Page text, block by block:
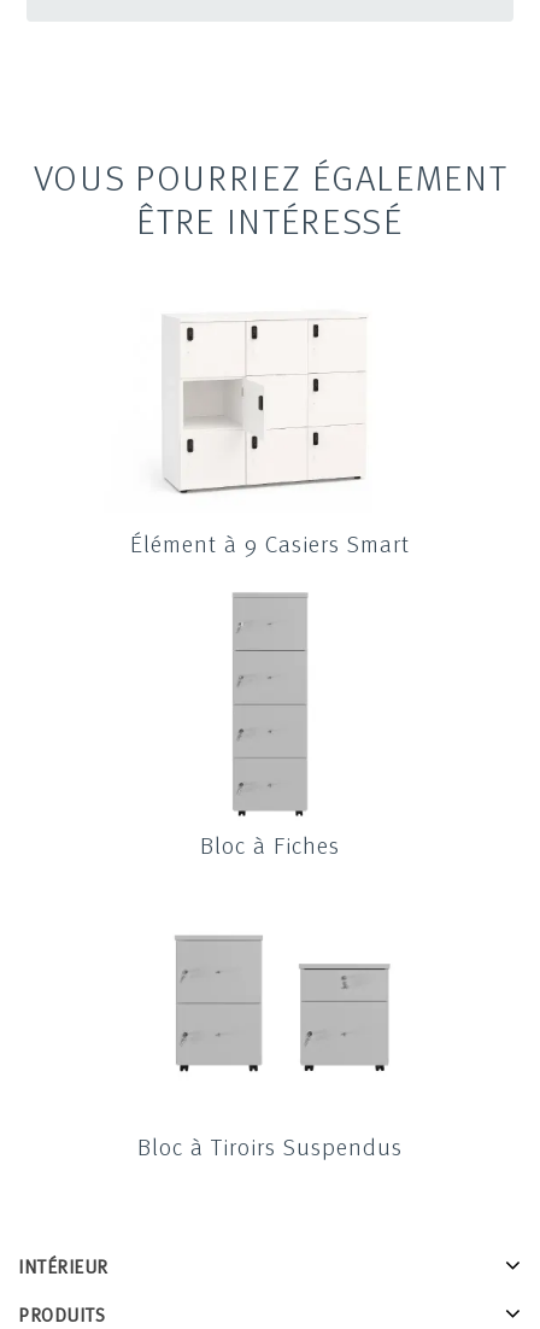
VOUS POURRIEZ ÉGALEMENT
ÊTRE INTÉRESSÉ
Élément à 9 Casiers Smart
Bloc à Fiches
Bloc à Tiroirs Suspendus
INTÉRIEUR
PRODUITS